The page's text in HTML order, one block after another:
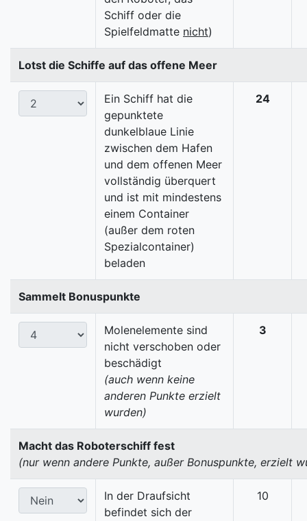
Schiff oder die
Spielfeldmatte nicht)
Lotst die Schiffe auf das offene Meer
Ein Schiff hat die
gepunktete
dunkelblaue Linie
zwischen dem Hafen
und dem offenen Meer
vollständig überquert
und ist mit mindestens
einem Container
(außer dem roten
Spezialcontainer)
beladen
24
Sammelt Bonuspunkte
Molenelemente sind
nicht verschoben oder
beschädigt
(auch wenn keine
anderen Punkte erzielt
wurden)
3
Macht das Roboterschiff fest
(nur wenn andere Punkte, außer Bonuspunkte, erzielt
In der Draufsicht
befindet sich der
10